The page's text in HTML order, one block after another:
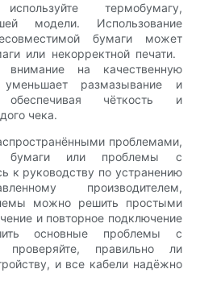
термобумагу,
модели. Использование
бумаги может
или некорректной печати.
внимание на качественную
уменьшает размазывание и
чёткость и
чека.
проблемами,
бумаги или проблемы с
к руководству по устранению
производителем,
можно решить простыми
и повторное подключение
основные проблемы с
проверяйте, правильно ли
и все кабели надёжно